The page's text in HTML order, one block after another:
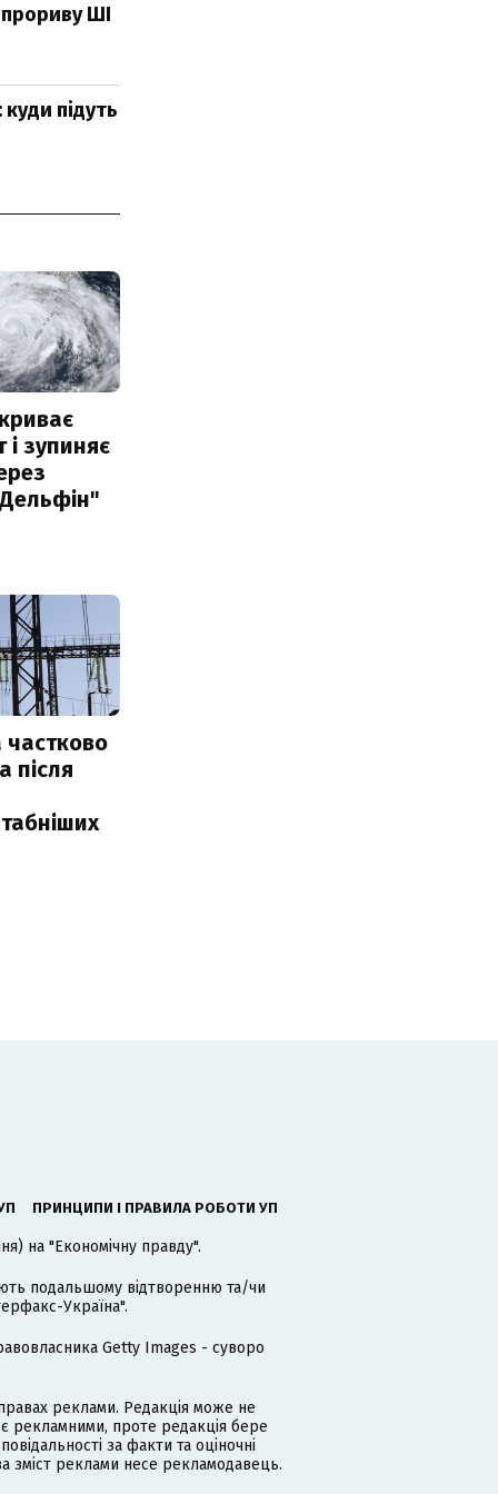
прориву ШІ
підуть
і зупиняє
після
ПРИНЦИПИ І ПРАВИЛА РОБОТИ УП
на "Економічну правду".
подальшому відтворенню та/чи
Україна".
Getty Images - суворо
реклами. Редакція може не
рекламними, проте редакція бере
за факти та оціночні
зміст реклами несе рекламодавець.